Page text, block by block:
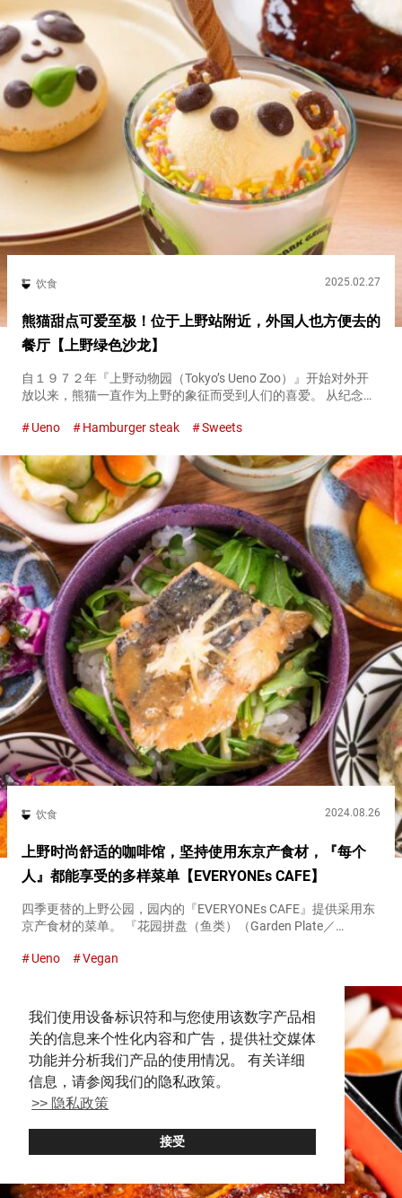
我们使用设备标识符和与您使用该数字产品相
关的信息来个性化内容和广告，提供社交媒体
功能并分析我们产品的使用情况。 有关详细
信息，请参阅我们的隐私政策。
>> 隐私政策
接受
饮食 2025.02.27
熊猫甜点可爱至极！位于上野站附近，外国人也方便去的
餐厅【上野绿色沙龙】
自１９７２年『上野动物园（Tokyo’s Ueno Zoo）』开始对外开
放以来，熊猫一直作为上野的象征而受到人们的喜爱。 从纪念碑
口出口附近的餐厅『上野绿色沙龙（Ueno Gree...
Ueno Hamburger steak Sweets
饮食 2024.08.26
上野时尚舒适的咖啡馆，坚持使用东京产食材，『每个
人』都能享受的多样菜单【EVERYONEs CAFE】
四季更替的上野公园，园内的『EVERYONEs CAFE』提供采用东
京产食材的菜单。 『花园拼盘（鱼类）（Garden Plate／
『EVERYONEs CAFE』招牌菜单 在『EVER...
Ueno Vegan